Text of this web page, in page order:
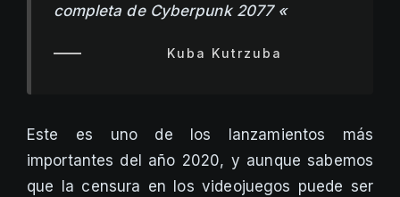
completa de Cyberpunk 2077 «
Kuba Kutrzuba
Este es uno de los lanzamientos más
importantes del año 2020, y aunque sabemos
que la censura en los videojuegos puede ser